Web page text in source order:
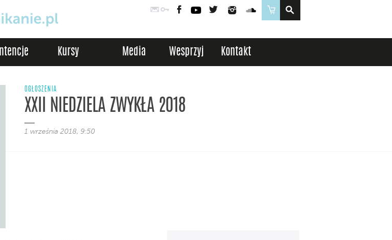
PocztaLogowanie
FacebookYouTubeTwitter InstagramSoundCloud
Sklep
Intencje Kursy Media Wesprzyj Kontakt
OGŁOSZENIA
XXII NIEDZIELA ZWYKŁA 2018
1 września 2018, 9:50